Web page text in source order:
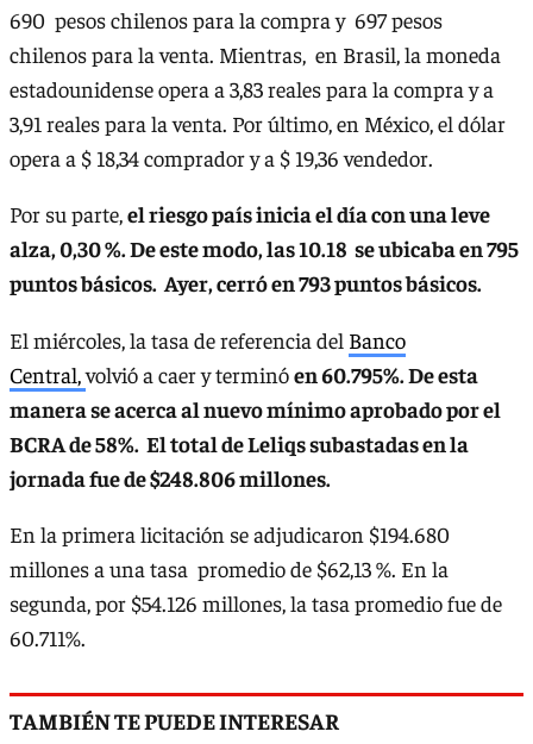
690 pesos chilenos para la compra y 697 pesos
chilenos para la venta. Mientras, en Brasil, la moneda
estadounidense opera a 3,83 reales para la compra y a
3,91 reales para la venta. Por último, en México, el dólar
opera a $ 18,34 comprador y a $ 19,36 vendedor.
Por su parte,el riesgo país inicia el día con una leve
alza, 0,30 %. De este modo, las 10.18 se ubicaba en 795
puntos básicos. Ayer, cerró en 793 puntos básicos.
El miércoles, la tasa de referencia del Banco
Central,volvió a caer y terminóen 60.795%. De esta
manera se acerca al nuevo mínimo aprobado por el
BCRA de 58%. El total de Leliqs subastadas en la
jornada fue de $248.806 millones.
En la primera licitación se adjudicaron $194.680
millones a una tasa promedio de $62,13 %. En la
segunda, por $54.126 millones, la tasa promedio fue de
60.711%.
TAMBIÉN TE PUEDE INTERESAR